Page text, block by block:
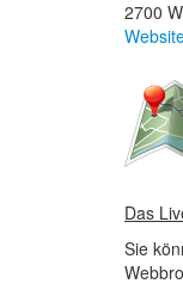
2700
Das
Sie